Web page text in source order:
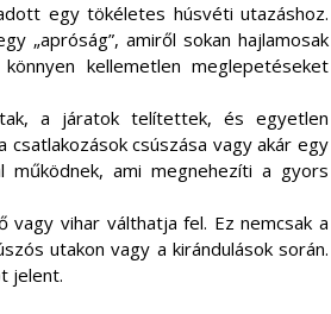
egy tökéletes húsvéti utazáshoz.
„apróság”, amiről sokan hajlamosak
kellemetlen meglepetéseket
a járatok telítettek, és egyetlen
csatlakozások csúszása vagy akár egy
működnek, ami megnehezíti a gyors
vihar válthatja fel. Ez nemcsak a
utakon vagy a kirándulások során.
jelent.